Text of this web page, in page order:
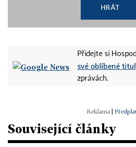
HRÁT
Přidejte si
své oblíbené
zprávách.
Související články